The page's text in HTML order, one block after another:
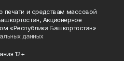
печати и средствам массовой
Акционерное
«Республика Башкортостан»
данных
12+